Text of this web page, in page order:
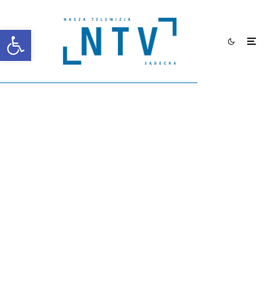
Otwórz pasek narzędzi